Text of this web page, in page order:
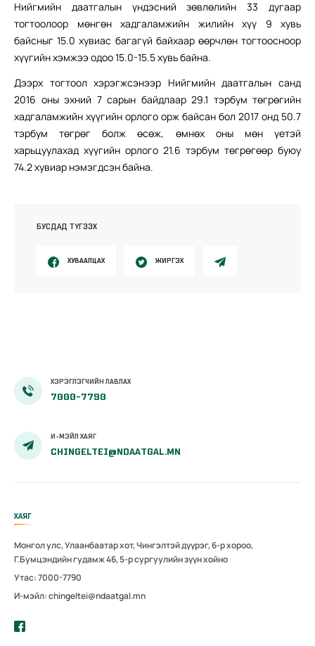
Нийгмийн даатгалын үндэсний зөвлөлийн 33 дугаар
тогтоолоор мөнгөн хадгаламжийн жилийн хүү 9 хувь
байсныг 15.0 хувиас багагүй байхаар өөрчлөн тогтоосноор
хүүгийн хэмжээ одоо 15.0-15.5 хувь байна.
Дээрх тогтоол хэрэгжсэнээр Нийгмийн даатгалын санд
2016 оны эхний 7 сарын байдлаар 29.1 тэрбум төгрөгийн
хадгаламжийн хүүгийн орлого орж байсан бол 2017 онд 50.7
тэрбум төгрөг болж өсөж, өмнөх оны мөн үетэй
харьцуулахад хүүгийн орлого 21.6 тэрбум төгрөгөөр буюу
74.2 хувиар нэмэгдсэн байна.
БУСДАД ТҮГЭЭХ
ХУВААЛЦАХ ЖИРГЭХ
ХЭРЭГЛЭГЧИЙН ЛАВЛАХ
7000-7790
И-МЭЙЛ ХАЯГ
CHINGELTEI@NDAATGAL.MN
ХАЯГ
Монгол улс, Улаанбаатар хот, Чингэлтэй дүүрэг, 6-р хороо,
Г.Бумцэндийн гудамж 46, 5-р сургуулийн зүүн хойно
Утас: 7000-7790
И-мэйл: chingeltei@ndaatgal.mn